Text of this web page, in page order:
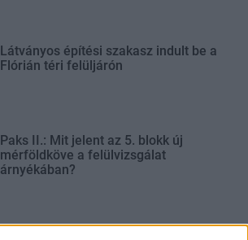
Látványos építési szakasz indult be a
Flórián téri felüljárón
Paks II.: Mit jelent az 5. blokk új
mérföldköve a felülvizsgálat
árnyékában?